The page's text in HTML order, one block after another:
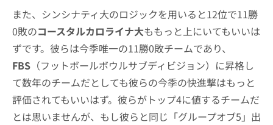
また、シンシナティ大のロジックを用いると12位で11勝
0敗のコースタルカロライナ大ももっと上にいてもいいは
ずです。彼らは今季唯一の11勝0敗チームであり、
FBS （フットボールボウルサブディビジョン）に昇格し
て数年のチームだとしても彼らの今季の快進撃はもっと
評価されてもいいはず。彼らがトップ4に値するチームだ
とは思いませんが、もし彼らと同じ「グループオブ5」出